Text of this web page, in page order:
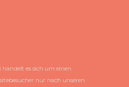
es sich um einen
nur nach unseren